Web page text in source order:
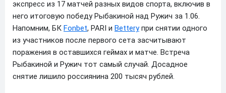
экспресс из 17 матчей разных видов спорта, включив в
него итоговую победу Рыбакиной над Ружич за 1.06.
Напомним, БК Fonbet, PARI и Betteryпри снятии одного
из участников после первого сета засчитывают
поражения в оставшихся геймах и матче. Встреча
Рыбакиной и Ружич тот самый случай. Досадное
снятие лишило россиянина 200 тысяч рублей.